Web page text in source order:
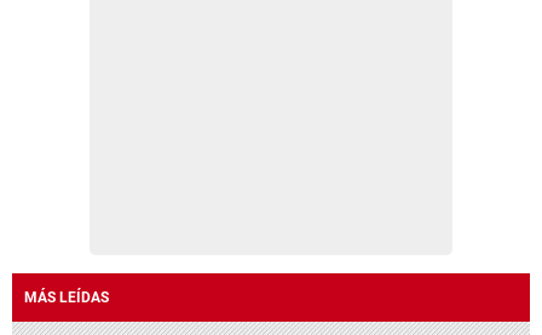
MÁS LEÍDAS